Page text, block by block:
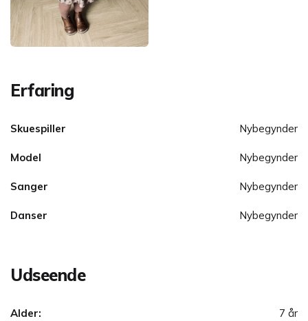
Erfaring
Skuespiller Nybegynder
Model Nybegynder
Sanger Nybegynder
Danser Nybegynder
Udseende
Alder: 7 år